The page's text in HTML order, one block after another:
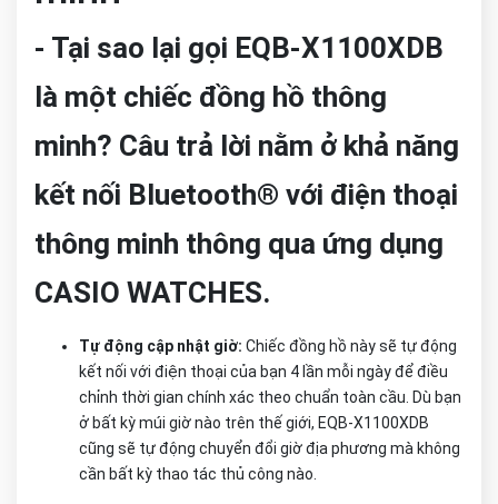
- Tại sao lại gọi EQB-X1100XDB
là một chiếc đồng hồ thông
minh? Câu trả lời nằm ở khả năng
kết nối Bluetooth® với điện thoại
thông minh thông qua ứng dụng
CASIO WATCHES.
Tự động cập nhật giờ: Chiếc đồng hồ này sẽ tự động
kết nối với điện thoại của bạn 4 lần mỗi ngày để điều
chỉnh thời gian chính xác theo chuẩn toàn cầu. Dù bạn
ở bất kỳ múi giờ nào trên thế giới, EQB-X1100XDB
cũng sẽ tự động chuyển đổi giờ địa phương mà không
cần bất kỳ thao tác thủ công nào.